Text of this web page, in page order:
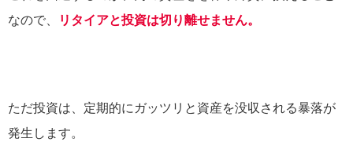
なので、
リタイアと投資は切り離せません。
ただ投資は、定期的にガッツリと資産を没収される暴落が
発生します。